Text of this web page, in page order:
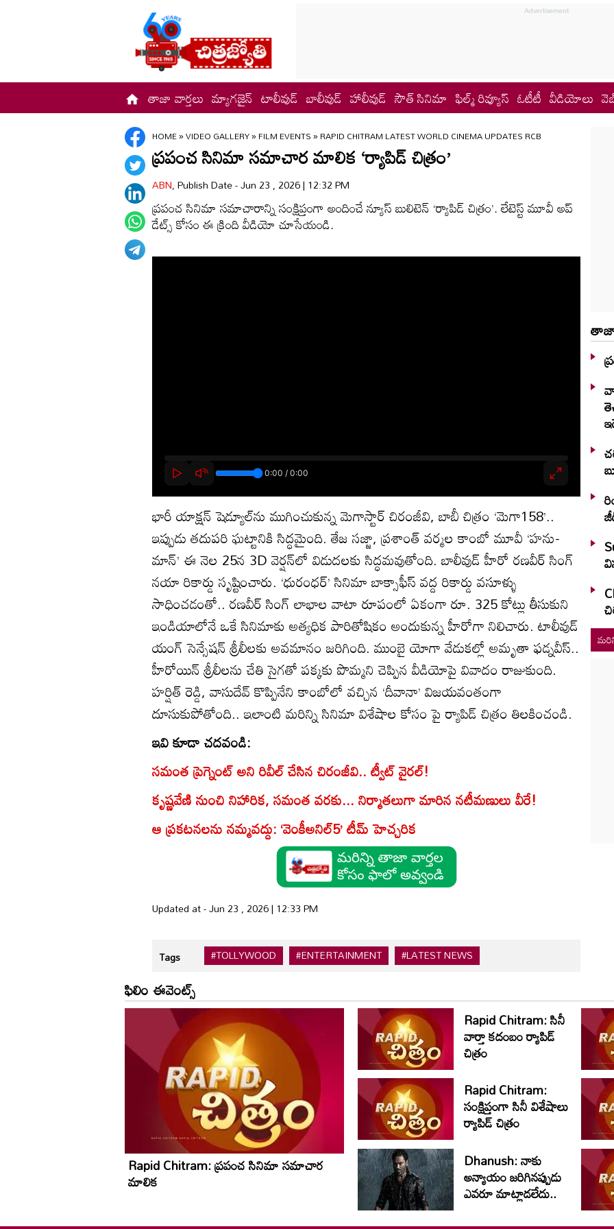
తాజా వార్తలు మ్యాగజైన్ టాలీవుడ్ బాలీవుడ్ హాలీవుడ్ సౌత్ సినిమా ఫిల్మ్ రివ్యూస్ ఓటీటీ వీడియోలు
HOME»VIDEO GALLERY»FILM EVENTS»RAPID CHITRAM LATEST WORLD CINEMA UPDATES RCB
ప్రపంచ సినిమా సమాచార మాలిక ‘ర్యాపిడ్‌ చిత్రం’
ABN, Publish Date - Jun 23 , 2026 | 12:32 PM
ప్రపంచ సినిమా సమాచారాన్ని సంక్షిప్తంగా అందించే న్యూస్ బులిటెన్ ‘ర్యాపిడ్‌ చిత్రం’. లేటెస్ట్ మూవీ అప్
డేట్స్ కోసం ఈ క్రింది వీడియో చూసేయండి.
భారీ యాక్షన్ షెడ్యూల్‌ను ముగించుకున్న మెగాస్టార్ చిరంజీవి, బాబీ చిత్రం ‘మెగా158’..
ఇప్పుడు తదుపరి ఘట్టానికి సిద్ధమైంది. తేజ సజ్జా, ప్రశాంత్ వర్మల కాంబో మూవీ ‘హను-
మాన్’ ఈ నెల 25న 3D వెర్షన్‌లో విడుదలకు సిద్ధమవుతోంది. బాలీవుడ్ హీరో రణవీర్ సింగ్
నయా రికార్డు సృష్టించారు. ‘ధురంధర్’ సినిమా బాక్సాఫీస్ వద్ద రికార్డు వసూళ్ళు
సాధించడంతో.. రణవీర్ సింగ్ లాభాల వాటా రూపంలో ఏకంగా రూ. 325 కోట్లు తీసుకుని
ఇండియాలోనే ఒకే సినిమాకు అత్యధిక పారితోషికం అందుకున్న హీరోగా నిలిచారు. టాలీవుడ్
యంగ్ సెన్సేషన్ శ్రీలీలకు అవమానం జరిగింది. ముంబై యోగా వేడుకల్లో అమృతా ఫడ్నవీస్..
హీరోయిన్ శ్రీలీలను చేతి సైగతో పక్కకు పొమ్మని చెప్పిన వీడియోపై వివాదం రాజుకుంది.
హర్షిత్ రెడ్డి, వాసుదేవ్ కొప్పినేని కాంబోలో వచ్చిన ‘దీవానా’ విజయవంతంగా
దూసుకుపోతోంది.. ఇలాంటి మరిన్ని సినిమా విశేషాల కోసం పై ర్యాపిడ్ చిత్రం తిలకించండి.
ఇవి కూడా చదవండి:
సమంత ప్రెగ్నెంట్ అని రివీల్ చేసిన చిరంజీవి.. ట్వీట్ వైరల్!
కృష్ణవేణి నుంచి నిహారిక, సమంత వరకు... నిర్మాతలుగా మారిన నటీమణులు వీరే!
ఆ ప్రకటనలను నమ్మవద్దు: ‘వెంకీఅనిల్5’ టీమ్ హెచ్చరిక
Updated at - Jun 23 , 2026 | 12:33 PM
Tags #TOLLYWOOD #ENTERTAINMENT #LATEST NEWS
తాజా
ఫిలిం ఈవెంట్స్
Rapid Chitram: ప్రపంచ సినిమా సమాచార
మాలిక
Rapid Chitram: సినీ
వార్తా కదంబం ర్యాపిడ్
చిత్రం
Rapid Chitram:
సంక్షిప్తంగా సినీ విశేషాలు
ర్యాపిడ్ చిత్రం
Dhanush: నాకు
అన్యాయం జరిగినప్పుడు
ఎవరూ మాట్లాడలేదు..